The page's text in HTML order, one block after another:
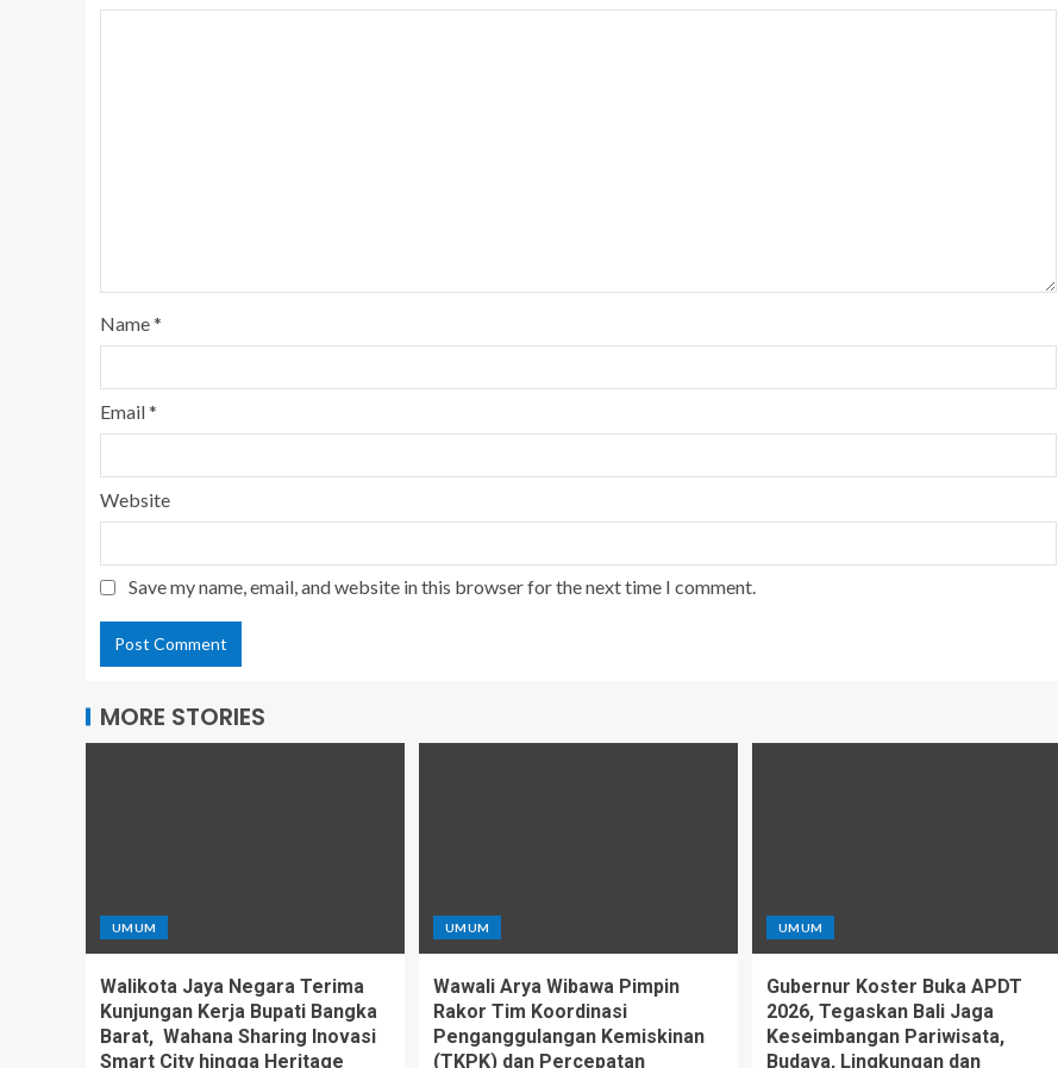
Name*
Email*
Website
Save my name, email, and website in this browser for the next time I comment.
MORE STORIES
UMUM
Walikota Jaya Negara Terima
Kunjungan Kerja Bupati Bangka
Barat, Wahana Sharing Inovasi
Smart City hingga Heritage
UMUM
Wawali Arya Wibawa Pimpin
Rakor Tim Koordinasi
Penganggulangan Kemiskinan
(TKPK) dan Percepatan
UMUM
Gubernur Koster Buka APDT
2026, Tegaskan Bali Jaga
Keseimbangan Pariwisata,
Budaya, Lingkungan dan